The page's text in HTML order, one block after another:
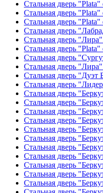
Стальная дверь
Стальная дверь
Стальная дверь
Стальная дверь
Стальная дверь
Стальная дверь "Plata"
Стальная дверь
Стальная дверь
Стальная дверь "Дуэт
Стальная дверь
Стальная дверь
Стальная дверь
Стальная дверь
Стальная дверь
Стальная дверь
Стальная дверь
Стальная дверь
Стальная дверь
Стальная дверь
Стальная дверь
Стальная дверь